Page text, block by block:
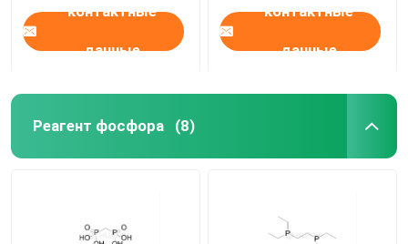
контактные
данные
контактные
данные
Реагент фосфора (8)